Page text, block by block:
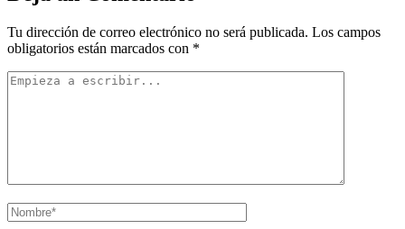
Tu dirección de correo electrónico no será publicada. Los campos
obligatorios están marcados con *